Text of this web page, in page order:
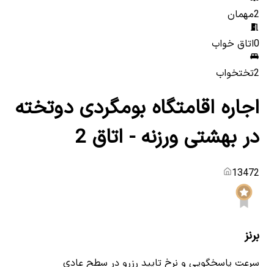
2مهمان
0اتاق خواب
2تختخواب
اجاره اقامتگاه بومگردی دوتخته
در بهشتی ورزنه - اتاق 2
13472
برنز
سرعت پاسخگویی و نرخ تایید رزرو در سطح عادی